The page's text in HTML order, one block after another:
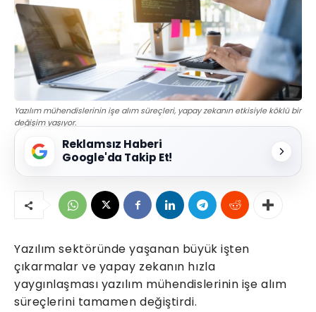
Yazılım mühendislerinin işe alım süreçleri, yapay zekanın etkisiyle köklü bir
değişim yaşıyor.
Reklamsız Haberi
Google'da Takip Et!
Yazılım sektöründe yaşanan büyük işten
çıkarmalar ve yapay zekanın hızla
yaygınlaşması yazılım mühendislerinin işe alım
süreçlerini tamamen değiştirdi.